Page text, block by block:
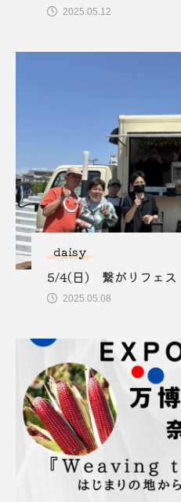
2025.05.12
daisy
5/4(日) 繋がりフェス
2025.05.08